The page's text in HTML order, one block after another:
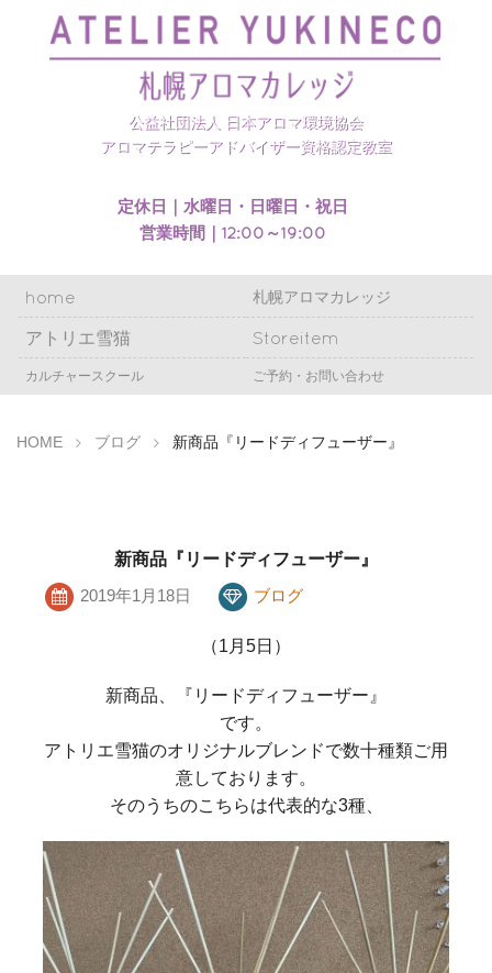
公益社団法人 日本アロマ環境協会
アロマテラピーアドバイザー資格認定教室
札幌アロマカレッジのホームページを開設いたしまし
た
定休日｜水曜日・日曜日・祝日
営業時間｜12:00～19:00
home 札幌アロマカレッジ
アトリエ雪猫 Storeitem
カルチャースクール ご予約・お問い合わせ
HOME ブログ 新商品『リードディフューザー』
新商品『リードディフューザー』
2019年1月18日
ブログ
（1月5日）
新商品、『リードディフューザー』
です。
アトリエ雪猫のオリジナルブレンドで数十種類ご用
意しております。
そのうちのこちらは代表的な3種、